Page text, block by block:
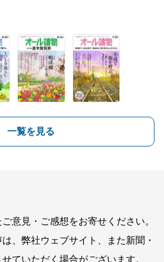
一覧を見る
意見・ご感想をお寄せください。
、弊社ウェブサイト、また新聞・
ていただく場合がございます。